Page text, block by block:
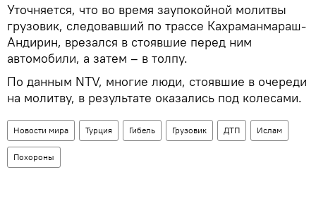
Уточняется, что во время заупокойной молитвы
грузовик, следовавший по трассе Кахраманмараш-
Андирин, врезался в стоявшие перед ним
автомобили, а затем – в толпу.
По данным NTV, многие люди, стоявшие в очереди
на молитву, в результате оказались под колесами.
Новости мира Турция Гибель Грузовик ДТП Ислам
Похороны